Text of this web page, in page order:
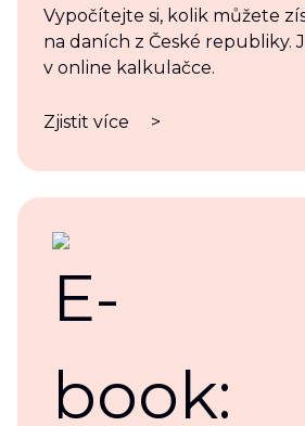
Vypočítejte si, kolik můžete
na daních z České republiky.
v online kalkulačce.
Zjistit více >